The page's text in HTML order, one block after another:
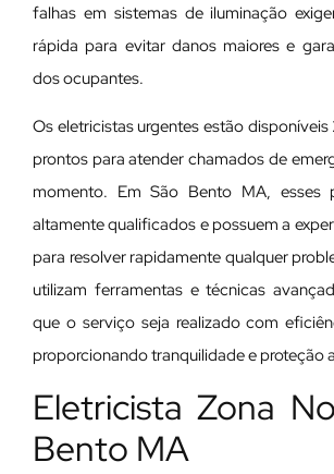
falhas em sistemas de iluminação
rápida para evitar danos maiores e
dos ocupantes.
Os eletricistas urgentes estão
prontos para atender chamados de
momento. Em São Bento MA, esses
altamente qualificados e possuem a
para resolver rapidamente qualquer
utilizam ferramentas e técnicas
que o serviço seja realizado com
proporcionando tranquilidade e proteção
Eletricista Zona
Bento MA